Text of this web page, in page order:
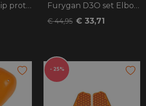
Furygan D3O Hip protector Furygan D3O set Elbow/Knee + Shoulder
€ 44,95 € 33,71
- 25%